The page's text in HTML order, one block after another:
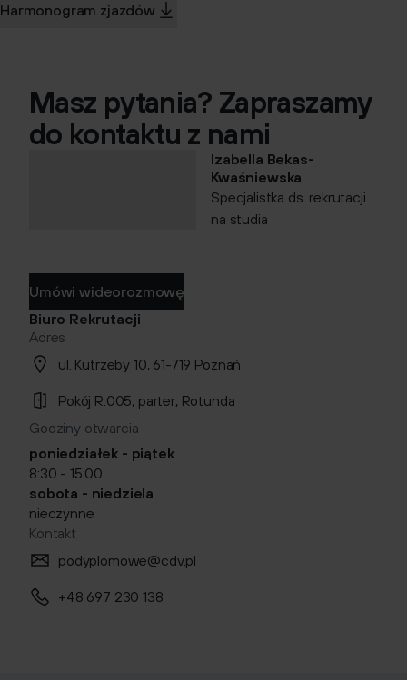
Harmonogram zjazdów
Masz pytania? Zapraszamy
do kontaktu z nami
Biuro Rekrutacji
Adres
ul. Kutrzeby 10, 61-719 Poznań
Pokój R.005, parter, Rotunda
Godziny otwarcia
poniedziałek - piątek
8:30 - 15:00
sobota - niedziela
nieczynne
Kontakt
podyplomowe@cdv.pl
+48 697 230 138
Izabella Bekas-
Kwaśniewska
Specjalistka ds. rekrutacji
na studia
Umówi wideorozmowę